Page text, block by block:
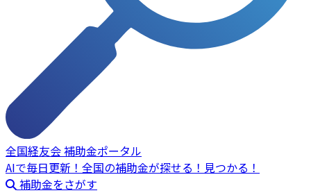
全国経友会 補助金ポータル
AIで毎日更新！全国の補助金が探せる！見つかる！
補助金をさがす